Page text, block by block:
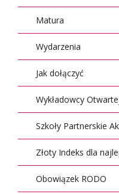
Nauki medyczne
Psychologia
Języki obce
Prawo i
Bezpieczeństwo
Zarządzanie
Nauki
Matura
Wydarzenia
Jak dołączyć
Wykładowcy
Szkoły Partnerskie
Złoty Indeks dla
Obowiązek RODO